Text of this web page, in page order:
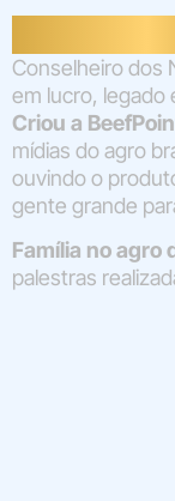
Conselheiro dos
em lucro, legado
Criou a
mídias do agro
ouvindo o
gente grande
Família no agro
palestras